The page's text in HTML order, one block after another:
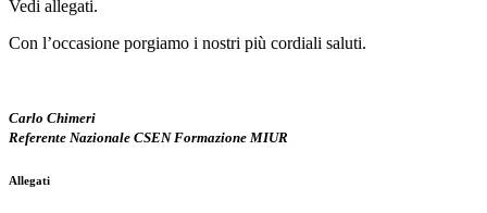
Vedi allegati.
Con l’occasione porgiamo i nostri più cordiali saluti.
Carlo Chimeri
Referente Nazionale CSEN Formazione MIUR
Allegati